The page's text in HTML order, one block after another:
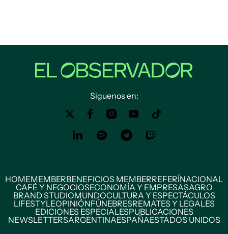
Siguenos en:
HOMEMEMBERBENEFICIOS MEMBERREFERÍNACIONAL
CAFÉ Y NEGOCIOSECONOMÍA Y EMPRESASAGRO
BRAND STUDIOMUNDOCULTURA Y ESPECTÁCULOS
LIFESTYLEOPINIÓNFÚNEBRESREMATES Y LEGALES
EDICIONES ESPECIALESPUBLICACIONES
NEWSLETTERSARGENTINAESPAÑAESTADOS UNIDOS